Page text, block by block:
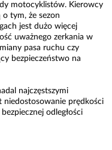
motocyklistów. Kierowcy
tym, że sezon
jest dużo więcej
uważnego zerkania w
pasa ruchu czy
bezpieczeństwo na
najczęstszymi
niedostosowanie prędkości
odległości